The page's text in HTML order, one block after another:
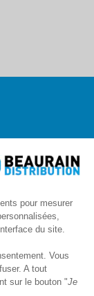
pour mesurer
du site.
Vous
A tout
sur le bouton "Je